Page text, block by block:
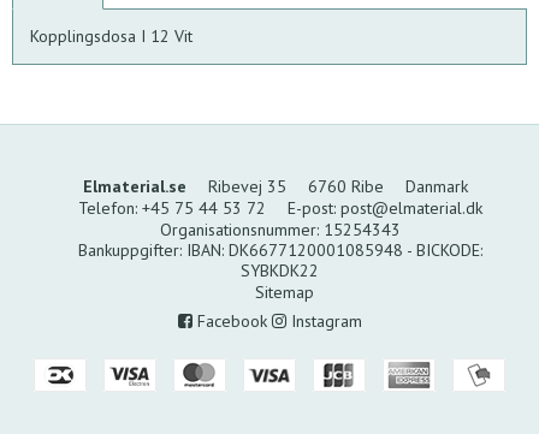
Kopplingsdosa I 12 Vit
Elmaterial.se Ribevej 35 6760 Ribe
Danmark
Telefon: +45 75 44 53 72 E-post: post@elmaterial.dk
Organisationsnummer:15254343
Bankuppgifter:IBAN: DK6677120001085948 - BICKODE:
SYBKDK22
Sitemap
Facebook
Instagram